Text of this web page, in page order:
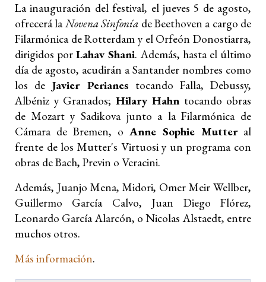
La inauguración del festival, el jueves 5 de agosto,
ofrecerá la Novena Sinfonía de Beethoven a cargo de
Filarmónica de Rotterdam y el Orfeón Donostiarra,
dirigidos porLahav Shani. Además, hasta el último
día de agosto, acudirán a Santander nombres como
los de Javier Perianes tocando Falla, Debussy,
Albéniz y Granados; Hilary Hahn tocando obras
de Mozart y Sadikova junto a la Filarmónica de
Cámara de Bremen, o Anne Sophie Mutteral
frente de los Mutter's Virtuosi y un programa con
obras de Bach, Previn o Veracini.
Además, Juanjo Mena, Midori, Omer Meir Wellber,
Guillermo García Calvo, Juan Diego Flórez,
Leonardo García Alarcón, o Nicolas Alstaedt, entre
muchos otros.
Más información.